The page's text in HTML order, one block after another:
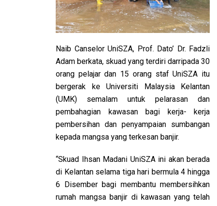
Naib Canselor UniSZA, Prof. Dato’ Dr. Fadzli
Adam berkata, skuad yang terdiri darripada 30
orang pelajar dan 15 orang staf UniSZA itu
bergerak ke Universiti Malaysia Kelantan
(UMK) semalam untuk pelarasan dan
pembahagian kawasan bagi kerja- kerja
pembersihan dan penyampaian sumbangan
kepada mangsa yang terkesan banjir.
“Skuad Ihsan Madani UniSZA ini akan berada
di Kelantan selama tiga hari bermula 4 hingga
6 Disember bagi membantu membersihkan
rumah mangsa banjir di kawasan yang telah